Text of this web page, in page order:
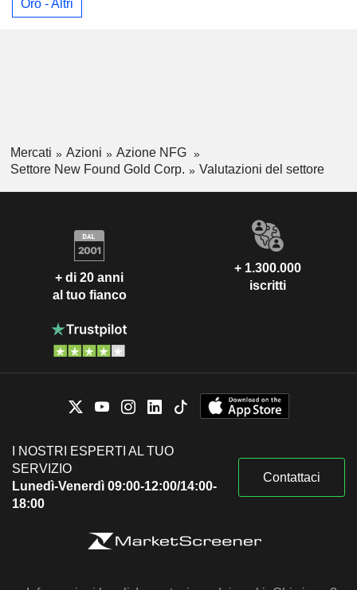
Oro - Altri
Mercati Azioni
Azione NFG
Settore New Found Gold Corp.
Valutazioni del settore
+ di 20 anni
al tuo fianco
+ 1.300.000
iscritti
I NOSTRI ESPERTI AL TUO
SERVIZIO
Lunedì-Venerdì 09:00-12:00/14:00-
18:00
Contattaci